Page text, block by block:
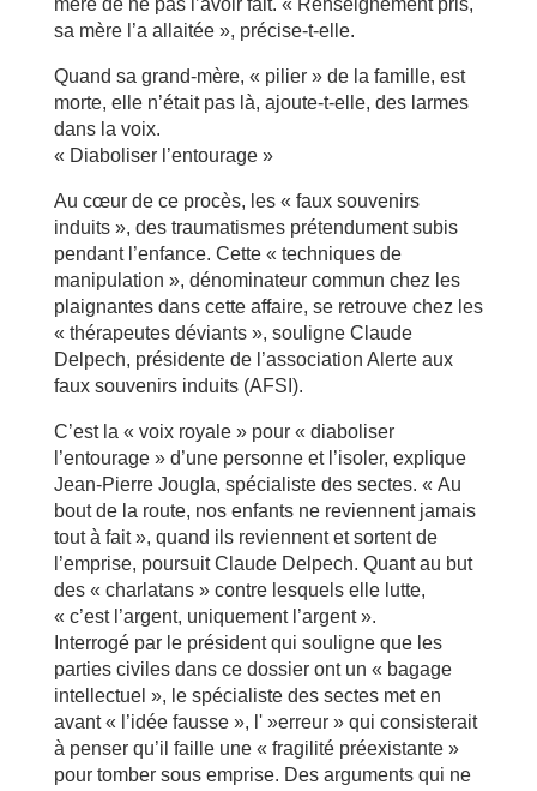
mère de ne pas l’avoir fait. « Renseignement pris,
sa mère l’a allaitée », précise-t-elle.
Quand sa grand-mère, « pilier » de la famille, est
morte, elle n’était pas là, ajoute-t-elle, des larmes
dans la voix.
« Diaboliser l’entourage »
Au cœur de ce procès, les « faux souvenirs
induits », des traumatismes prétendument subis
pendant l’enfance. Cette « techniques de
manipulation », dénominateur commun chez les
plaignantes dans cette affaire, se retrouve chez les
« thérapeutes déviants », souligne Claude
Delpech, présidente de l’association Alerte aux
faux souvenirs induits (AFSI).
C’est la « voix royale » pour « diaboliser
l’entourage » d’une personne et l’isoler, explique
Jean-Pierre Jougla, spécialiste des sectes. « Au
bout de la route, nos enfants ne reviennent jamais
tout à fait », quand ils reviennent et sortent de
l’emprise, poursuit Claude Delpech. Quant au but
des « charlatans » contre lesquels elle lutte,
« c’est l’argent, uniquement l’argent ».
Interrogé par le président qui souligne que les
parties civiles dans ce dossier ont un « bagage
intellectuel », le spécialiste des sectes met en
avant « l’idée fausse », l' »erreur » qui consisterait
à penser qu’il faille une « fragilité préexistante »
pour tomber sous emprise. Des arguments qui ne